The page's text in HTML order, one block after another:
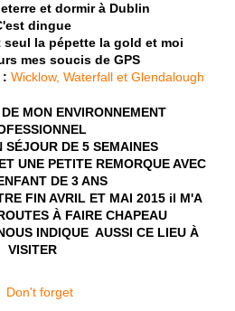
et dormir à Dublin
dingue
seul la pépette la gold et moi
mes soucis de GPS
: Wicklow, Waterfall et Glendalough
MON ENVIRONNEMENT
SÉJOUR DE 5 SEMAINES
UNE PETITE REMORQUE AVEC
DE 3 ANS
FIN AVRIL ET MAI 2015 il M'A
À FAIRE CHAPEAU
INDIQUE AUSSI CE LIEU À
VISITER